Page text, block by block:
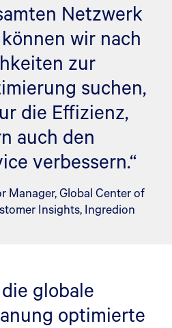
Netzwerk
wir nach
zur
suchen,
die Effizienz,
auch den
verbessern.“
Manager, Global Center of
Insights, Ingredion
globale
optimierte